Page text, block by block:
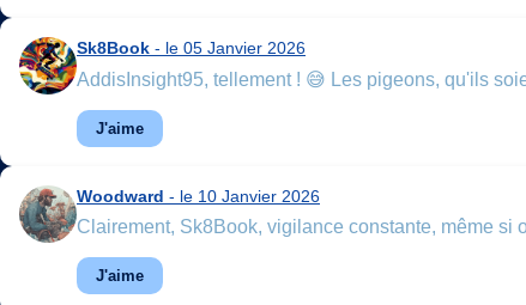
Sk8Book - le 05 Janvier 2026
AddisInsight95, tellement ! 😅 Les pigeons, qu'ils
J'aime
Woodward - le 10 Janvier 2026
Clairement, Sk8Book, vigilance constante, même si
J'aime